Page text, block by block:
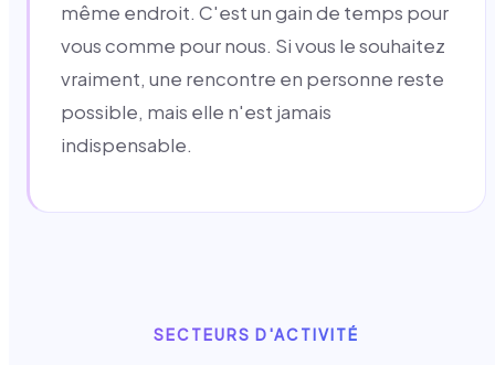
même endroit. C'est un gain de temps pour
vous comme pour nous. Si vous le souhaitez
vraiment, une rencontre en personne reste
possible, mais elle n'est jamais
indispensable.
SECTEURS D'ACTIVITÉ